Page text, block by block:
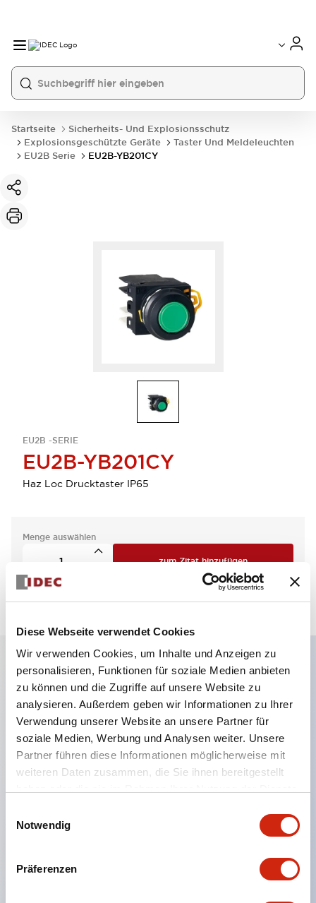
Diese Webseite verwendet Cookies
Wir verwenden Cookies, um Inhalte und Anzeigen zu
personalisieren, Funktionen für soziale Medien anbieten
zu können und die Zugriffe auf unsere Website zu
analysieren. Außerdem geben wir Informationen zu Ihrer
Verwendung unserer Website an unsere Partner für
soziale Medien, Werbung und Analysen weiter. Unsere
Partner führen diese Informationen möglicherweise mit
weiteren Daten zusammen, die Sie ihnen bereitgestellt
Notwendig
Präferenzen
Startseite
Sicherheits- Und Explosionsschutz
Explosionsgeschützte Geräte
Taster Und Meldeleuchten
EU2B Serie
EU2B-YB201CY
EU2B -SERIE
EU2B-YB201CY
Haz Loc Drucktaster IP65
Menge auswählen
zum Zitat hinzufügen
Hauptmerkmale
Anwendbar in potenziell explosionsgefährdeten
Atmosphären
Bis zu 3 Kontaktblöcke
Finger-sichere (IP20) Schraubklemmen verfügbar